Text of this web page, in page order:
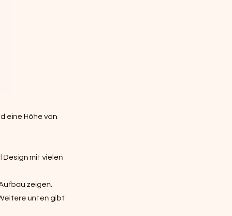
eine Höhe von
mit vielen
zeigen.
unten gibt